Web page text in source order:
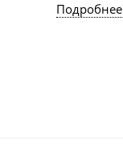
Подробнее